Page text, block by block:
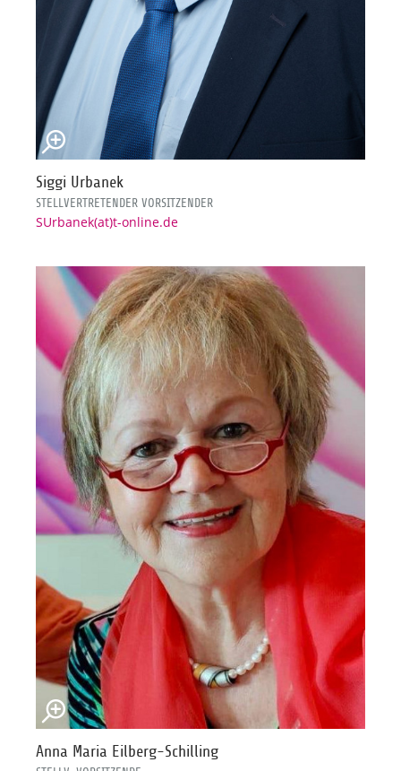
Siggi Urbanek
STELLVERTRETENDER VORSITZENDER
SUrbanek(at)t-online.de
Anna Maria Eilberg-Schilling